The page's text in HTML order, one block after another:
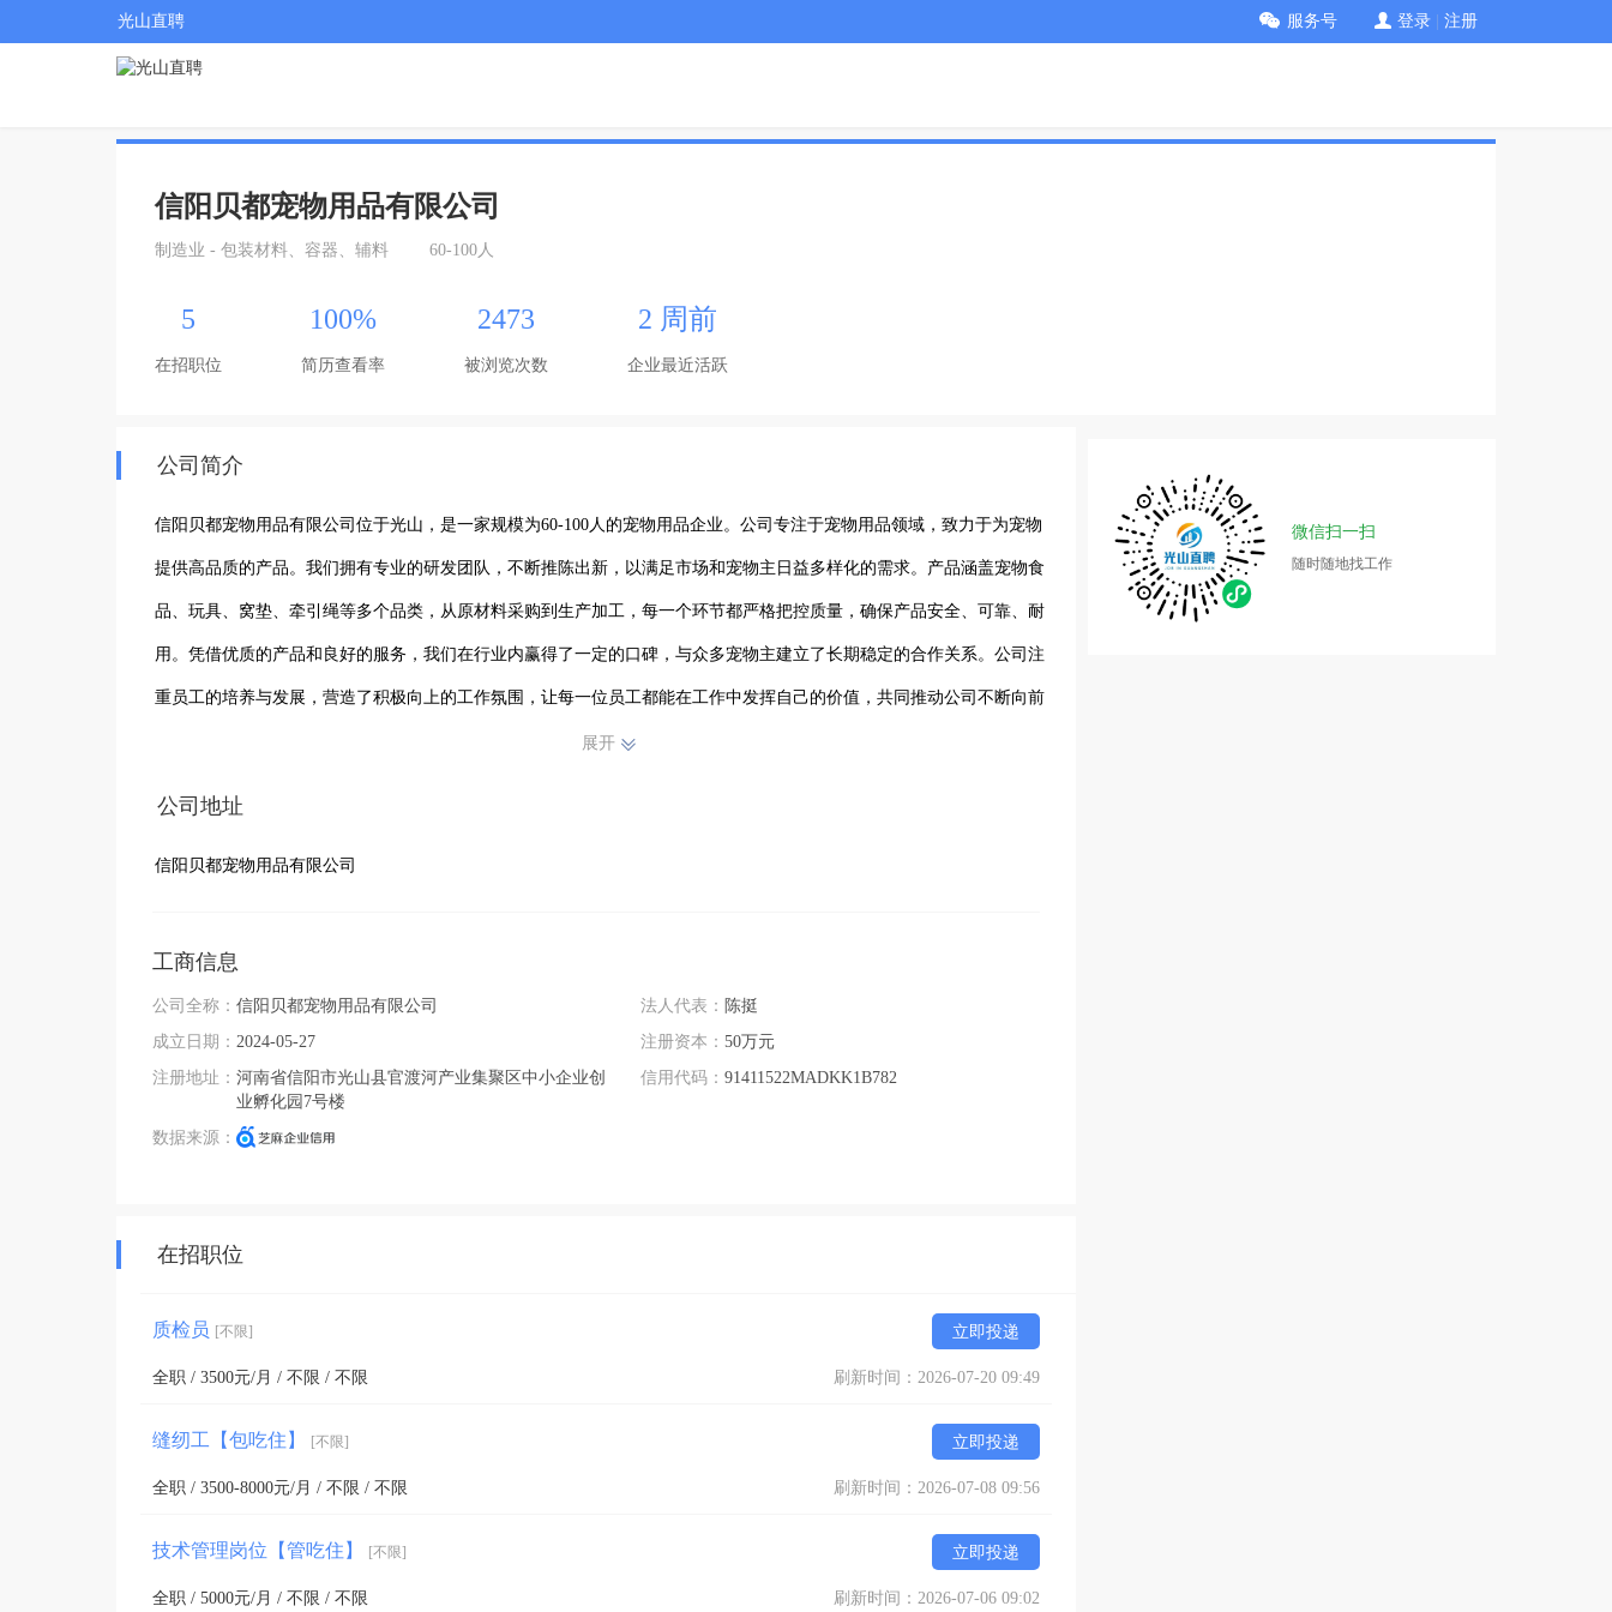
光山直聘 服务号 登录 注册
信阳贝都宠物用品有限公司
制造业 - 包装材料、容器、辅料 60-100人
5
在招职位
100%
简历查看率
2473
被浏览次数
2 周前
企业最近活跃
公司简介
信阳贝都宠物用品有限公司位于光山，是一家规模为60-100人的宠物用品企业。公司专注于宠物用品领域，致力于为宠物
提供高品质的产品。我们拥有专业的研发团队，不断推陈出新，以满足市场和宠物主日益多样化的需求。产品涵盖宠物食
品、玩具、窝垫、牵引绳等多个品类，从原材料采购到生产加工，每一个环节都严格把控质量，确保产品安全、可靠、耐
用。凭借优质的产品和良好的服务，我们在行业内赢得了一定的口碑，与众多宠物主建立了长期稳定的合作关系。公司注
重员工的培养与发展，营造了积极向上的工作氛围，让每一位员工都能在工作中发挥自己的价值，共同推动公司不断向前
发展。未来，信阳贝都宠物用品有限公司将继续秉持初心，不断提升产品品质和服务水平，为宠物行业的发展贡献力量，
展开
公司地址
信阳贝都宠物用品有限公司
工商信息
公司全称： 信阳贝都宠物用品有限公司
成立日期： 2024-05-27
注册地址： 河南省信阳市光山县官渡河产业集聚区中小企业创
业孵化园7号楼
数据来源：
法人代表： 陈挺
注册资本： 50万元
信用代码： 91411522MADKK1B782
在招职位
质检员 [不限] 立即投递
全职 / 3500元/月 / 不限 / 不限 刷新时间：2026-07-20 09:49
缝纫工【包吃住】 [不限] 立即投递
全职 / 3500-8000元/月 / 不限 / 不限 刷新时间：2026-07-08 09:56
技术管理岗位【管吃住】 [不限] 立即投递
全职 / 5000元/月 / 不限 / 不限 刷新时间：2026-07-06 09:02
微信扫一扫
随时随地找工作